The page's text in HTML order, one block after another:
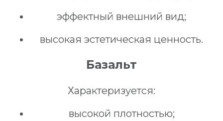
эффектный внешний вид;
высокая эстетическая ценность.
Базальт
Характеризуется:
высокой плотностью;